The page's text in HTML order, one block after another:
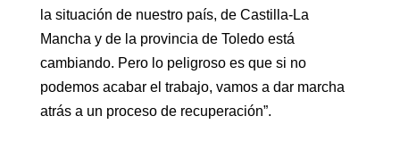
la situación de nuestro país, de Castilla-La
Mancha y de la provincia de Toledo está
cambiando. Pero lo peligroso es que si no
podemos acabar el trabajo, vamos a dar marcha
atrás a un proceso de recuperación”.